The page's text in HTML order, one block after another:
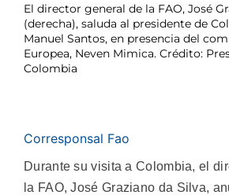
El director general de la FAO, José
(derecha), saluda al presidente de
Manuel Santos, en presencia del
Europea, Neven Mimica. Crédito:
Colombia
Corresponsal Fao
Durante su visita a Colombia, el
la FAO, José Graziano da Silva,